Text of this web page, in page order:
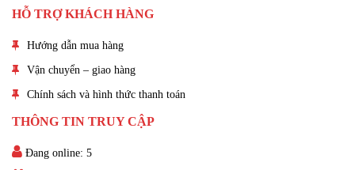
HỖ TRỢ KHÁCH HÀNG
Hướng dẫn mua hàng
Vận chuyển – giao hàng
Chính sách và hình thức thanh toán
THÔNG TIN TRUY CẬP
Đang online: 5